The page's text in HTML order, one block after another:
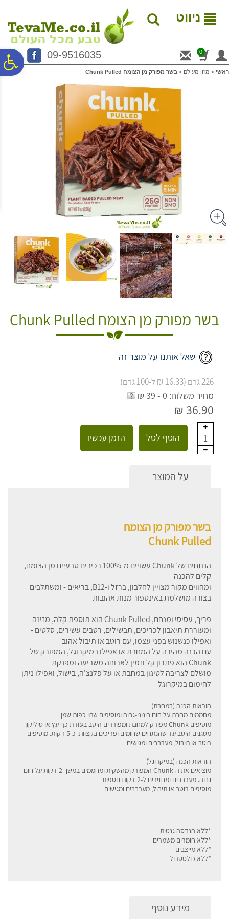
נגישות
המרכזי
ניווט
09-9516035 0
ראשי > מזון מעולם > בשר מפורק מן הצומח Chunk Pulled
בשר מפורק מן הצומח Chunk Pulled
שאל אותנו על מוצר זה
226 גרם (16.33 ₪ ל-100 גרם)
מחיר משלוח: 0 - 39 ₪
36.90 ₪
1 הוסף לסל הזמן עכשיו
על המוצר
בשר מפורק מן הצומח
Chunk Pulled
הנתחים של Chunk עשויים מ-100% רכיבים טבעיים מן הצומח,
קלים להכנה
ומהווים מקור מצויין לחלבון, ברזל ו-B12, בריאים - ומשתלבים
בצורה מושלמת באינספור מנות אהובות
פריך, עסיסי ומנחם, Chunk Pulled הוא תוספת קלה, מזינה
ומעוררת תיאבון לכריכים, תבשילים, רטבים עשירים, סלטים -
ואפילו כנשנוש בפני עצמו, עם רוטב או תיבול אהוב
עם הכנה מהירה על המחבת או אפילו במיקרוגל, המפורק של
Chunk הוא פתרון קל וזמין לארוחה משביעה ומפנקת
מושלם לצריבה לטיגון במחבת או על פלנצ'ה, בישול, ואפילו ניתן
לחימום במיקרוגל
הוראות הכנה (במחבת)
מחממים מחבת על חום בינוני-גבוה ומוסיפים שתי כפות שמן
מוסיפים Chunk מפורק למחבת ומפוררים היטב בעזרת כף עץ או סיליקון
מטגנים היטב עד שהנתחים שחומים ופריכים בקצוות. כ-5 דקות. מוסיפים
רוטב או תיבול, מערבבים ומגישים
הוראות הכנה (במיקרוגל)
מוציאים את ה-Chunk המפורק מהשקית ומחממים במשך 2 דקות על חום
גבוה. מערבבים ומחזירים ל-2 דקות נוספות
מוסיפים רוטב או תיבול, מערבבים ומגישים
*ללא הנדסה גנטית
*ללא חומרים משמרים
*ללא מייצבים
*ללא כולסטרול
מידע נוסף